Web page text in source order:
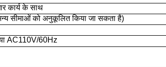
कार्य के साथ
सीमाओं को अनुकूलित किया जा सकता है)
AC110V/60Hz